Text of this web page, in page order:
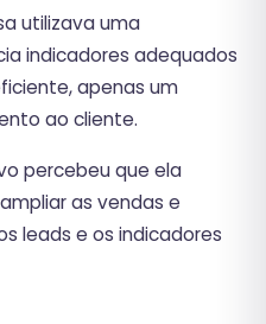
utilizava uma
indicadores adequados
apenas um
ao cliente.
percebeu que ela
as vendas e
leads e os indicadores